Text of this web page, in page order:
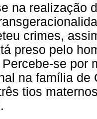
na realização
crimes,
preso pelo
se por
na família de
tios